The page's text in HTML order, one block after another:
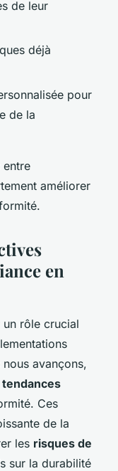
de leur
déjà
pour
de la
entre
améliorer
en
rôle crucial
avançons,
tendances
Ces
de la
les risques de
sur la durabilité